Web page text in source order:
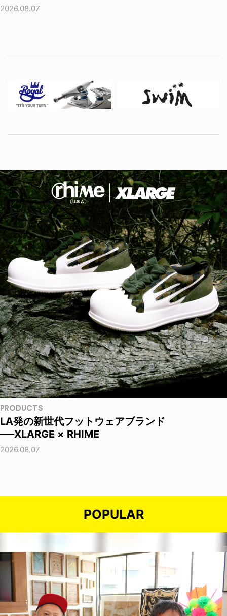
2026.08.07
PRODUCTS
LA発の新世代フットウェアブランド
──XLARGE × RHIME
2026.08.07
POPULAR